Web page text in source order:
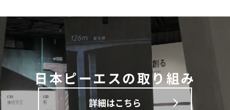
日本ピーエスの取り組み
詳細はこちら